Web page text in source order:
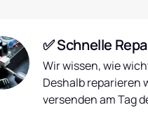
✅ Schnelle
Wir wissen, wie
Deshalb reparieren
versenden am Tag